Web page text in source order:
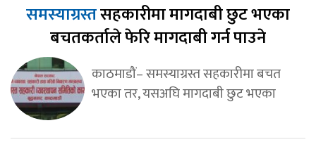
समस्याग्रस्तसहकारीमा मागदाबी छुट भएका
बचतकर्ताले फेरि मागदाबी गर्न पाउने
काठमाडौं– समस्याग्रस्त सहकारीमा बचत
भएका तर, यसअघि मागदाबी छुट भएका